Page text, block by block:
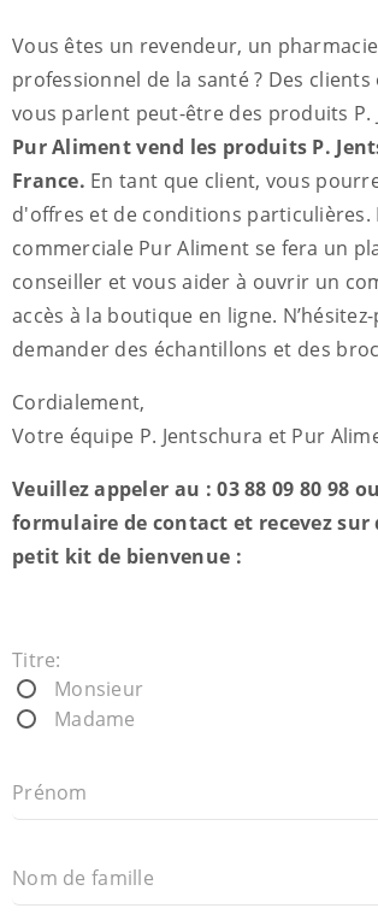
Vous êtes un revendeur, un
professionnel de la santé ? Des
vous parlent peut-être des produits P.
Pur Aliment vend les produits P.
France. En tant que client, vous
d'offres et de conditions particulières.
commerciale Pur Aliment se fera un
conseiller et vous aider à ouvrir un
accès à la boutique en ligne.
demander des échantillons et des
Cordialement,
Votre équipe P. Jentschura et Pur
Veuillez appeler au : 03 88 09 80 98
formulaire de contact et recevez sur
petit kit de bienvenue :
Titre:
Monsieur
Madame
Prénom
Nom de famille